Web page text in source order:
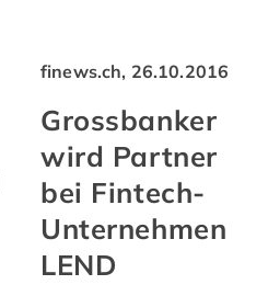
finews.ch, 26.10.2016
Grossbanker
wird Partner
bei Fintech-
Unternehmen
LEND